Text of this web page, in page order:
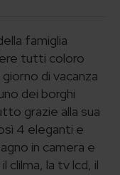
famiglia
tutti coloro
di vacanza
dei borghi
grazie alla sua
4 eleganti e
in camera e
la tv lcd, il